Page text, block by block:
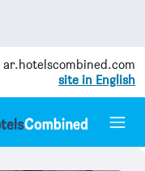
ar.hotelscombined.com
site in English